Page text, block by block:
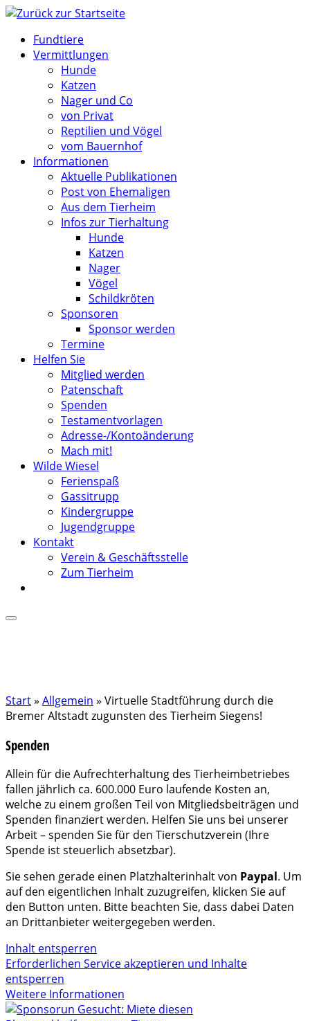
Zum
springenFundtiere
Vermittlungen
Hunde
Katzen
Nager und Co
von Privat
Reptilien und Vögel
vom Bauernhof
Informationen
Aktuelle Publikationen
Post von Ehemaligen
Aus dem Tierheim
Infos zur Tierhaltung
Hunde
Katzen
Nager
Vögel
Schildkröten
Sponsoren
Sponsor werden
Termine
Helfen Sie
Mitglied werden
Patenschaft
Spenden
Testamentvorlagen
Adresse-/Kontoänderung
Mach mit!
Wilde Wiesel
Ferienspaß
Gassitrupp
Kindergruppe
Jugendgruppe
Kontakt
Verein & Geschäftsstelle
Zum Tierheim
Start» Allgemein » Virtuelle Stadtführung durch die
Bremer Altstadt zugunsten des Tierheim Siegens!
Spenden
Allein für die Aufrechterhaltung des Tierheimbetriebes
fallen jährlich ca. 600.000 Euro laufende Kosten an,
welche zu einem großen Teil von Mitgliedsbeiträgen und
Spenden finanziert werden. Helfen Sie uns bei unserer
Arbeit – spenden Sie für den Tierschutzverein (Ihre
Spende ist steuerlich absetzbar).
Sie sehen gerade einen Platzhalterinhalt von Paypal. Um
auf den eigentlichen Inhalt zuzugreifen, klicken Sie auf
den Button unten. Bitte beachten Sie, dass dabei Daten
an Drittanbieter weitergegeben werden.
Inhalt entsperren
Erforderlichen Service akzeptieren und Inhalte
entsperren
Weitere Informationen